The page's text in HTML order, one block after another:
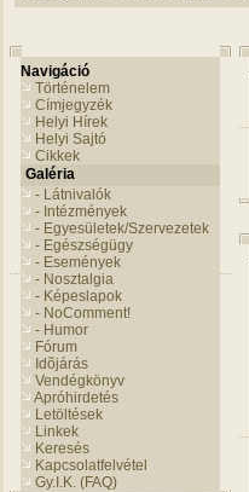
Navigáció
Történelem
Címjegyzék
Helyi Hírek
Helyi Sajtó
Cikkek
Galéria
- Látnivalók
- Intézmények
- Egyesületek/Szervezetek
- Egészségügy
- Események
- Nosztalgia
- Képeslapok
- NoComment!
- Humor
Fórum
Idõjárás
Vendégkönyv
Apróhirdetés
Letöltések
Linkek
Keresés
Kapcsolatfelvétel
Gy.I.K. (FAQ)